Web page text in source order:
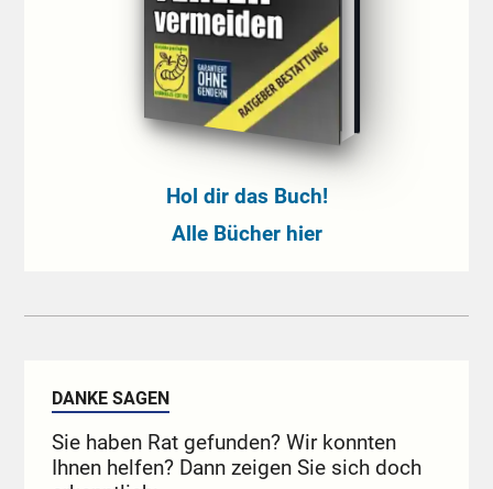
Hol dir das Buch!
Alle Bücher hier
DANKE SAGEN
Sie haben Rat gefunden? Wir konnten
Ihnen helfen? Dann zeigen Sie sich doch